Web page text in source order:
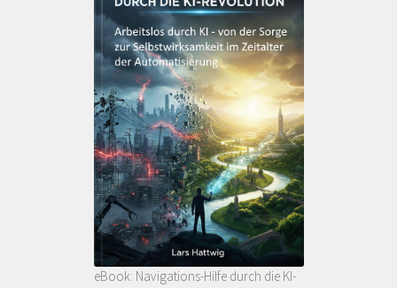
eBook: Navigations-Hilfe durch die KI-